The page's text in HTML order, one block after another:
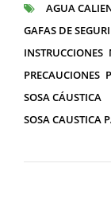
ETIQUETAS
AGUA
GAFAS DE
INSTRUCCIONES
PRECAUCIONES
SOSA CÁUSTICA
SOSA CAUSTICA